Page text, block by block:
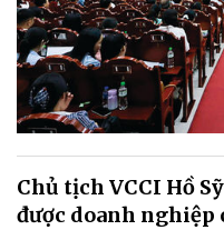
Chủ tịch VCCI Hồ
được doanh nghiệp